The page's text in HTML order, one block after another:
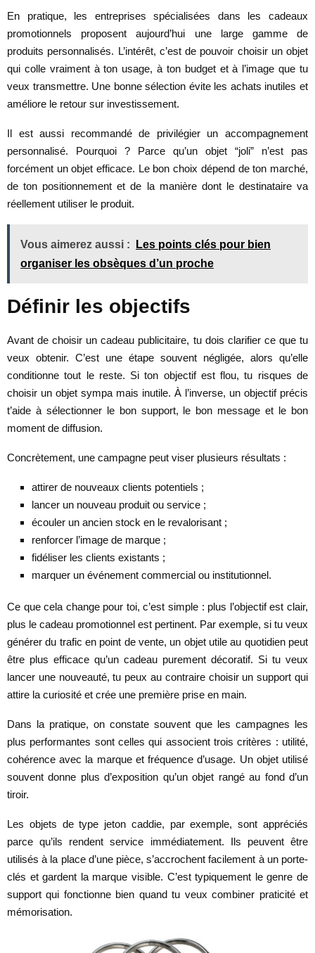
En pratique, les entreprises spécialisées dans les cadeaux
promotionnels proposent aujourd’hui une large gamme de
produits personnalisés. L’intérêt, c’est de pouvoir choisir un objet
qui colle vraiment à ton usage, à ton budget et à l’image que tu
veux transmettre. Une bonne sélection évite les achats inutiles et
améliore le retour sur investissement.
Il est aussi recommandé de privilégier un accompagnement
personnalisé. Pourquoi ? Parce qu’un objet “joli” n’est pas
forcément un objet efficace. Le bon choix dépend de ton marché,
de ton positionnement et de la manière dont le destinataire va
réellement utiliser le produit.
Vous aimerez aussi :
Les points clés pour bien
organiser les obsèques d’un proche
Définir les objectifs
Avant de choisir un cadeau publicitaire, tu dois clarifier ce que tu
veux obtenir. C’est une étape souvent négligée, alors qu’elle
conditionne tout le reste. Si ton objectif est flou, tu risques de
choisir un objet sympa mais inutile. À l’inverse, un objectif précis
t’aide à sélectionner le bon support, le bon message et le bon
moment de diffusion.
Concrètement, une campagne peut viser plusieurs résultats :
attirer de nouveaux clients potentiels ;
lancer un nouveau produit ou service ;
écouler un ancien stock en le revalorisant ;
renforcer l’image de marque ;
fidéliser les clients existants ;
marquer un événement commercial ou institutionnel.
Ce que cela change pour toi, c’est simple : plus l’objectif est clair,
plus le cadeau promotionnel est pertinent. Par exemple, si tu veux
générer du trafic en point de vente, un objet utile au quotidien peut
être plus efficace qu’un cadeau purement décoratif. Si tu veux
lancer une nouveauté, tu peux au contraire choisir un support qui
attire la curiosité et crée une première prise en main.
Dans la pratique, on constate souvent que les campagnes les
plus performantes sont celles qui associent trois critères : utilité,
cohérence avec la marque et fréquence d’usage. Un objet utilisé
souvent donne plus d’exposition qu’un objet rangé au fond d’un
tiroir.
Les objets de type jeton caddie, par exemple, sont appréciés
parce qu’ils rendent service immédiatement. Ils peuvent être
utilisés à la place d’une pièce, s’accrochent facilement à un porte-
clés et gardent la marque visible. C’est typiquement le genre de
support qui fonctionne bien quand tu veux combiner praticité et
mémorisation.